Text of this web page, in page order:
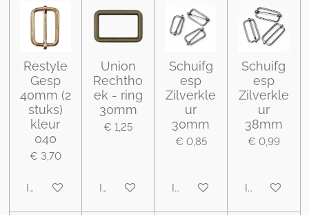
Restyle
Gesp
40mm (2
stuks)
kleur
040
€ 3,70
In winkelwagen
Union
Rechtho
ek - ring
30mm
€ 1,25
In winkelwagen
Schuifg
esp
Zilverkle
ur
30mm
€ 0,85
In winkelwagen
Schuifg
esp
Zilverkle
ur
38mm
€ 0,99
In